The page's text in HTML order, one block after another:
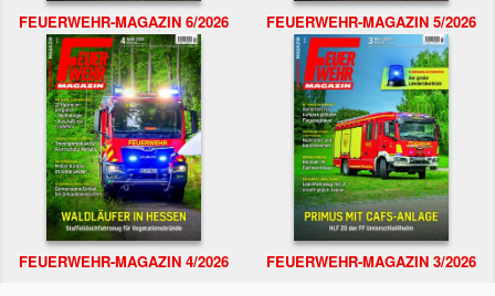
FEUERWEHR-MAGAZIN 6/2026 FEUERWEHR-MAGAZIN 5/2026
FEUERWEHR-MAGAZIN 4/2026 FEUERWEHR-MAGAZIN 3/2026